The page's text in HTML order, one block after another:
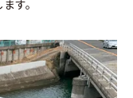
す。